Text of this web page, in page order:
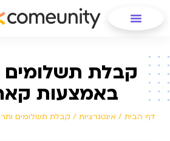
קבלת תשלומים
באמצעות
דף הבית / אינטגרציות / קבלת תשלומים